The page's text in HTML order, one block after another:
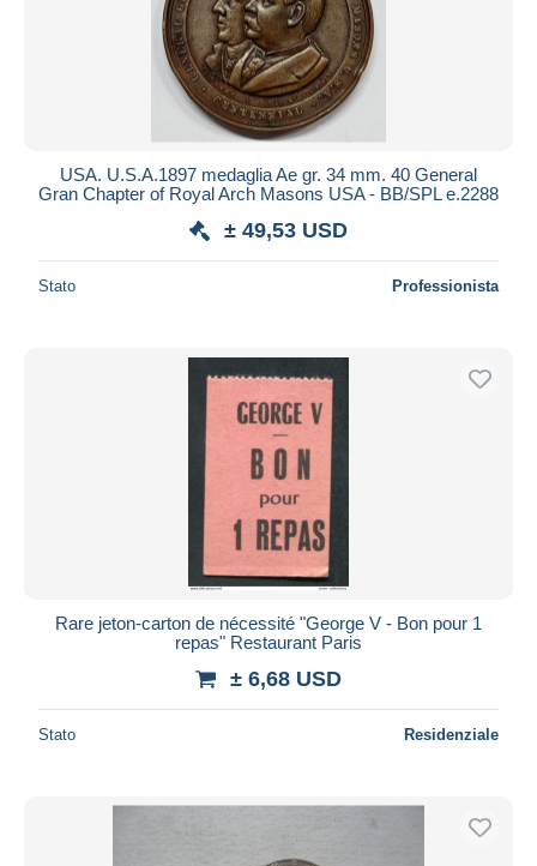
USA. U.S.A.1897 medaglia Ae gr. 34 mm. 40 General
Gran Chapter of Royal Arch Masons USA - BB/SPL e.2288
± 49,53 USD
Stato Professionista
Rare jeton-carton de nécessité "George V - Bon pour 1
repas" Restaurant Paris
± 6,68 USD
Stato Residenziale